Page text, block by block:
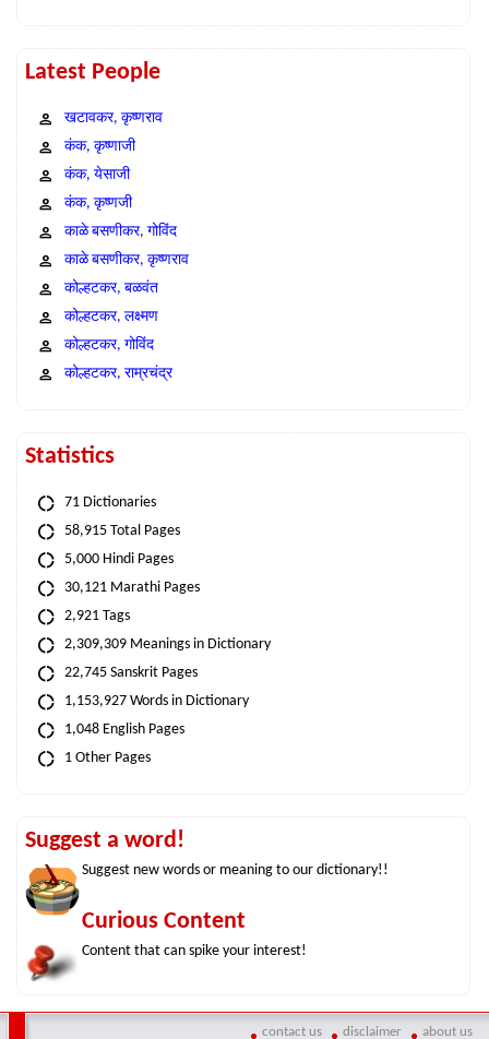
Latest People
खटावकर, कृष्णराव
कंक, कृष्णाजी
कंक, येसाजी
कंक, कृष्णजी
काळे बसणीकर, गोविंद
काळे बसणीकर, कृष्णराव
कोल्हटकर, बळवंत
कोल्हटकर, लक्ष्मण
कोल्हटकर, गोविंद
कोल्हटकर, राम्रचंद्र
Statistics
71 Dictionaries
58,915 Total Pages
5,000 Hindi Pages
30,121 Marathi Pages
2,921 Tags
2,309,309 Meanings in Dictionary
22,745 Sanskrit Pages
1,153,927 Words in Dictionary
1,048 English Pages
1 Other Pages
Suggest a word!
Suggest new words or meaning to our dictionary!!
Curious Content
Content that can spike your interest!
contact us disclaimer about us